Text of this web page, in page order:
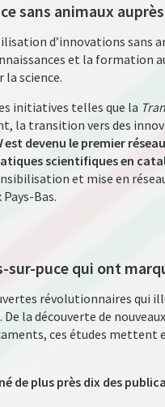
sans animaux
d’innovations sans
et la formation
science.
initiatives telles que la
la transition vers des
est devenu le premier
scientifiques en
et mise en
Bas.
puce qui ont
révolutionnaires
la découverte de
ces études mettent
de plus près dix des